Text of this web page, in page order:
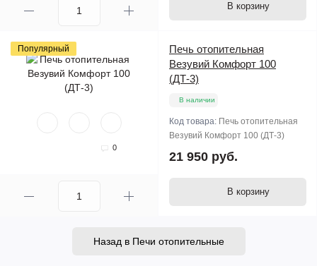
В корзину
Популярный
0
Печь отопительная
Везувий Комфорт 100
(ДТ-3)
В наличии
Код товара: Печь отопительная
Везувий Комфорт 100 (ДТ-3)
21 950 руб.
В корзину
Назад в Печи отопительные